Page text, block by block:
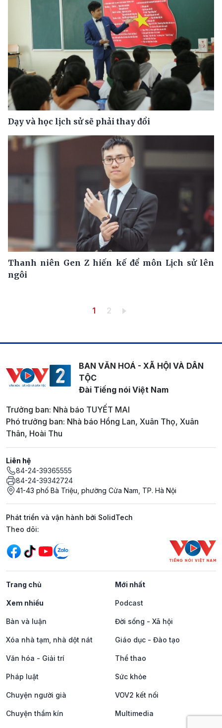
Dạy và học lịch sử sẽ phải thay đổi
Thanh niên Gen Z hiến kế để môn Lịch sử lên
ngôi
Trang hiện thời
1 Trang
2
BAN VĂN HOÁ - XÃ HỘI VÀ DÂN
TỘC
Đài Tiếng nói Việt Nam
Trưởng ban: Nhà báo TUYẾT MAI
Phó trưởng ban: Nhà báo Hồng Lan, Xuân Thọ, Xuân
Thân, Hoài Thu
Liên hệ
84-24-39365555
84-24-39342724
41-43 phố Bà Triệu, phường Cửa Nam, TP. Hà Nội
Phát triển và vận hành bởi SolidTech
Mạng xã hội
Theo dõi:
Trang chủ Mới nhất
Xem nhiều Podcast
Bàn và luận Đời sống - Xã hội
Xóa nhà tạm, nhà dột nát Giáo dục - Đào tạo
Văn hóa - Giải trí Thể thao
Pháp luật Sức khỏe
Chuyện người già VOV2 kết nối
Chuyện thầm kín Multimedia